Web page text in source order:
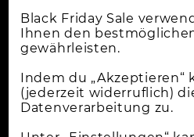
Online-Shops
Apple Deals
Cybermonday
Black Friday Sale
Ihnen den
gewährleisten.
Indem du „Akzeptieren“
(jederzeit widerruflich)
Datenverarbeitung zu.